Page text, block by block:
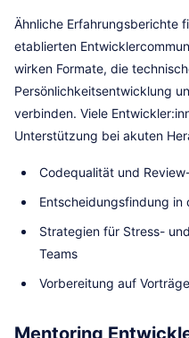
Ähnliche Erfahrungsberichte
etablierten
wirken Formate, die
Persönlichkeitsentwicklung
verbinden. Viele
Unterstützung bei akuten
Codequalität und
Entscheidungsfindung
Strategien für Stress-
Teams
Vorbereitung auf
Mentoring